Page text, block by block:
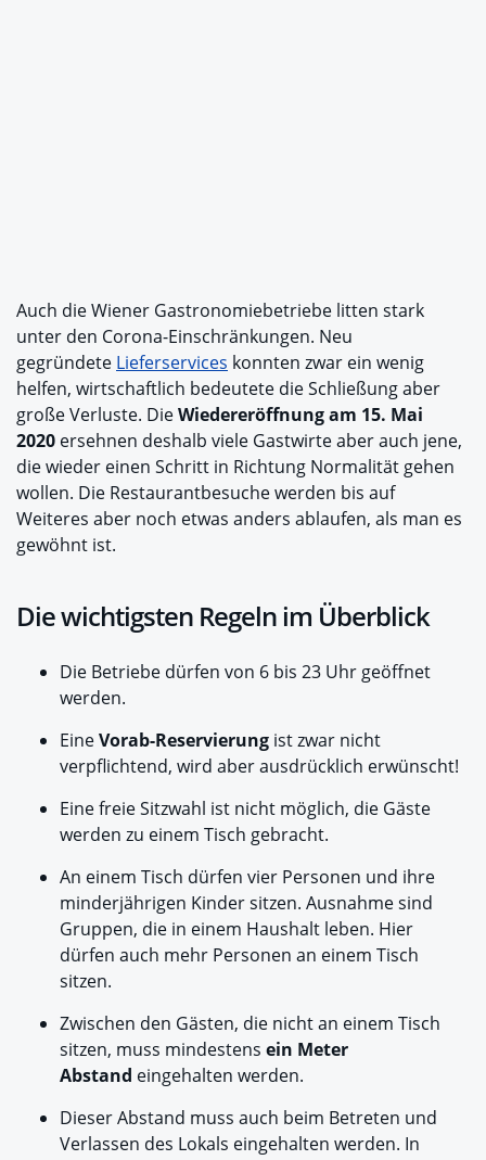
Auch die Wiener Gastronomiebetriebe litten stark
unter den Corona-Einschränkungen. Neu
gegründete Lieferservices konnten zwar ein wenig
helfen, wirtschaftlich bedeutete die Schließung aber
große Verluste. DieWiedereröffnung am 15. Mai
2020 ersehnen deshalb viele Gastwirte aber auch jene,
die wieder einen Schritt in Richtung Normalität gehen
wollen. Die Restaurantbesuche werden bis auf
Weiteres aber noch etwas anders ablaufen, als man es
gewöhnt ist.
Die wichtigsten Regeln im Überblick
Die Betriebe dürfen von 6 bis 23 Uhr geöffnet
werden.
EineVorab-Reservierung ist zwar nicht
verpflichtend, wird aber ausdrücklich erwünscht!
Eine freie Sitzwahl ist nicht möglich, die Gäste
werden zu einem Tisch gebracht.
An einem Tisch dürfen vier Personen und ihre
minderjährigen Kinder sitzen. Ausnahme sind
Gruppen, die in einem Haushalt leben. Hier
dürfen auch mehr Personen an einem Tisch
sitzen.
Zwischen den Gästen, die nicht an einem Tisch
sitzen, muss mindestens ein Meter
Abstand eingehalten werden.
Dieser Abstand muss auch beim Betreten und
Verlassen des Lokals eingehalten werden. In